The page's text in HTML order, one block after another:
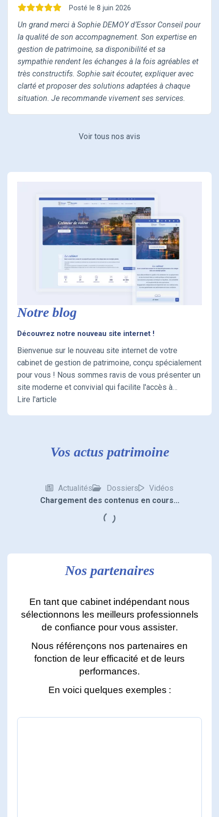
clarté dans les explications et son suivi tout au long
hésitation.
Posté le 8 juin 2026
Un grand merci à Sophie DEMOY d’Essor Conseil pour
la qualité de son accompagnement. Son expertise en
gestion de patrimoine, sa disponibilité et sa
sympathie rendent les échanges à la fois agréables et
très constructifs. Sophie sait écouter, expliquer avec
clarté et proposer des solutions adaptées à chaque
situation. Je recommande vivement ses services.
Voir tous nos avis
Notre blog
Découvrez notre nouveau site internet !
Bienvenue sur le nouveau site internet de votre
cabinet de gestion de patrimoine, conçu spécialement
pour vous ! Nous sommes ravis de vous présenter un
site moderne et convivial qui facilite l'accès à
l'information et aux services dont vous avez besoin.
cette mission.
Lire l'article
Vos actus patrimoine
Actualités Dossiers Vidéos
Nos partenaires
En tant que cabinet indépendant nous
sélectionnons les meilleurs professionnels
de confiance pour vous assister.
Nous référençons nos partenaires en
fonction de leur efficacité et de leurs
performances.
En voici quelques exemples :